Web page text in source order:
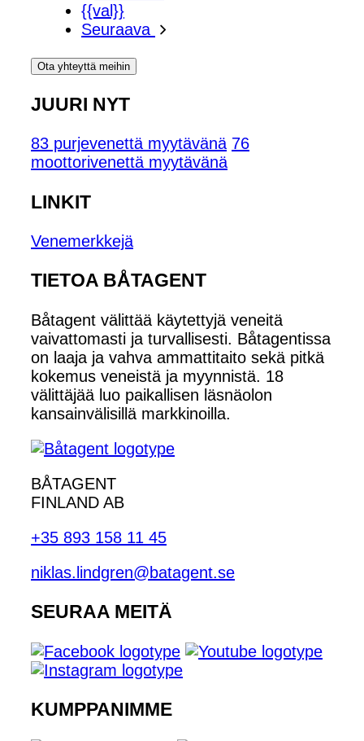
{{val}}
Seuraava
Ota yhteyttä meihin
JUURI NYT
83 purjevenettä myytävänä 76
moottorivenettä myytävänä
LINKIT
Venemerkkejä
TIETOA BÅTAGENT
Båtagent välittää käytettyjä veneitä
vaivattomasti ja turvallisesti. Båtagentissa
on laaja ja vahva ammattitaito sekä pitkä
kokemus veneistä ja myynnistä. 18
välittäjää luo paikallisen läsnäolon
kansainvälisillä markkinoilla.
BÅTAGENT
FINLAND AB
+35 893 158 11 45
niklas.lindgren@batagent.se
SEURAA MEITÄ
KUMPPANIMME